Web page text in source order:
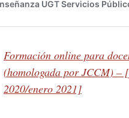
Formación online para
(homologada por JCCM) –
2020/enero 2021]